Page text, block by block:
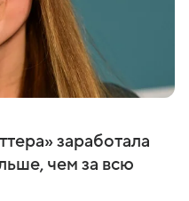
заработала
чем за всю